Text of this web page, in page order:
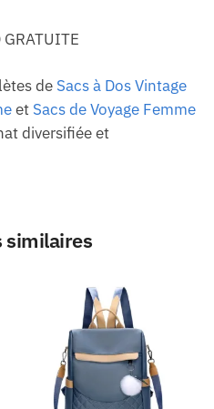
de Sacs à Dos Vintage
et Sacs de Voyage Femme
diversifiée et
similaires